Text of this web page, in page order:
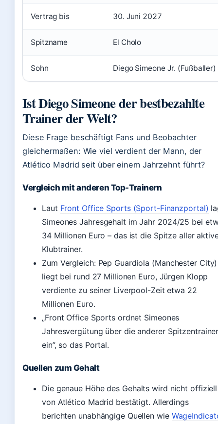
Vertrag bis 30. Juni 2027
Spitzname El Cholo
Sohn Diego Simeone Jr. (Fußballer)
Ist Diego Simeone der bestbezahlte
Trainer der Welt?
Diese Frage beschäftigt Fans und Beobachter
gleichermaßen: Wie viel verdient der Mann, der
Atlético Madrid seit über einem Jahrzehnt führt?
Vergleich mit anderen Top-Trainern
Laut Front Office Sports (Sport-Finanzportal)
Simeones Jahresgehalt im Jahr 2024/25 bei
34 Millionen Euro – das ist die Spitze aller
Klubtrainer.
Zum Vergleich: Pep Guardiola (Manchester City)
liegt bei rund 27 Millionen Euro, Jürgen Klopp
verdiente zu seiner Liverpool-Zeit etwa 22
Millionen Euro.
„Front Office Sports ordnet Simeones
Jahresvergütung über die anderer
ein”, so das Portal.
Quellen zum Gehalt
Die genaue Höhe des Gehalts wird nicht offiziell
von Atlético Madrid bestätigt. Allerdings
berichten unabhängige Quellen wie